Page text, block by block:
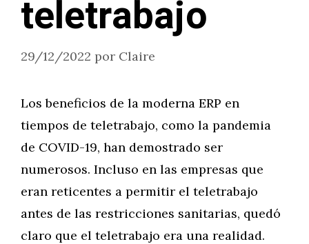
teletrabajo
29/12/2022 por Claire
Los beneficios de la moderna ERP en
tiempos de teletrabajo, como la pandemia
de COVID-19, han demostrado ser
numerosos. Incluso en las empresas que
eran reticentes a permitir el teletrabajo
antes de las restricciones sanitarias, quedó
claro que el teletrabajo era una realidad.